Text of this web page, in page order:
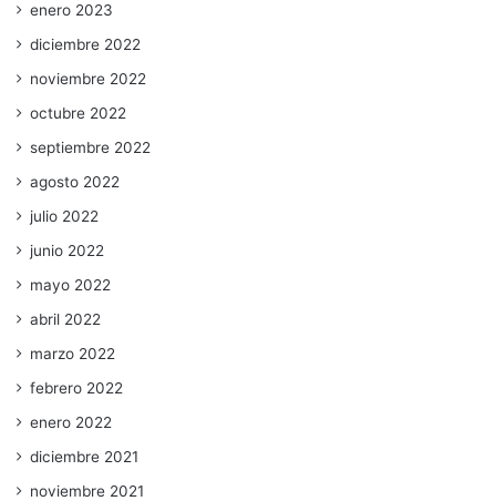
enero 2023
diciembre 2022
noviembre 2022
octubre 2022
septiembre 2022
agosto 2022
julio 2022
junio 2022
mayo 2022
abril 2022
marzo 2022
febrero 2022
enero 2022
diciembre 2021
noviembre 2021